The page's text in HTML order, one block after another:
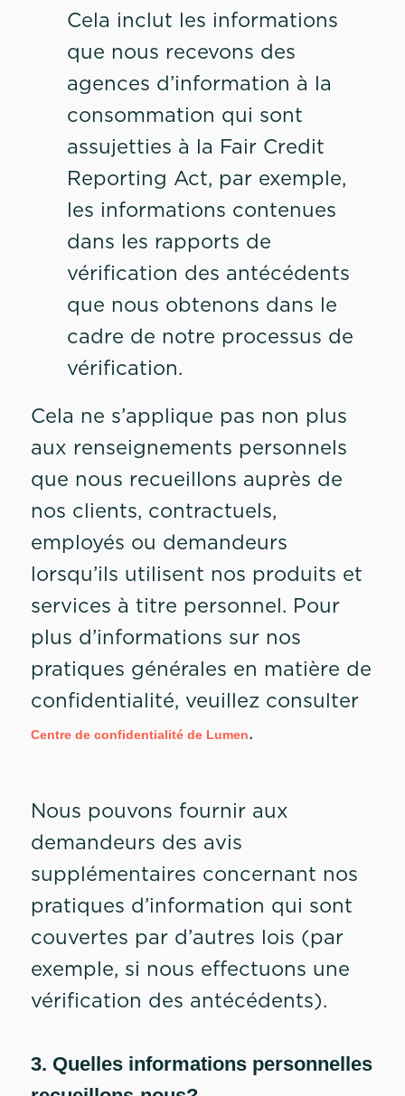
Cela inclut les informations
que nous recevons des
agences d’information à la
consommation qui sont
assujetties à la Fair Credit
Reporting Act, par exemple,
les informations contenues
dans les rapports de
vérification des antécédents
que nous obtenons dans le
cadre de notre processus de
vérification.
Cela ne s’applique pas non plus
aux renseignements personnels
que nous recueillons auprès de
nos clients, contractuels,
employés ou demandeurs
lorsqu’ils utilisent nos produits et
services à titre personnel. Pour
plus d’informations sur nos
pratiques générales en matière de
confidentialité, veuillez consulter
Centre de confidentialité de Lumen.
Nous pouvons fournir aux
demandeurs des avis
supplémentaires concernant nos
pratiques d’information qui sont
couvertes par d’autres lois (par
exemple, si nous effectuons une
vérification des antécédents).
3. Quelles informations personnelles